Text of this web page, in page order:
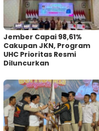
Jember Capai 98,61%
Cakupan JKN, Program
UHC Prioritas Resmi
Diluncurkan